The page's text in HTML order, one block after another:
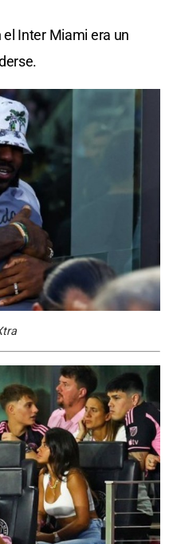
Inter Miami era un